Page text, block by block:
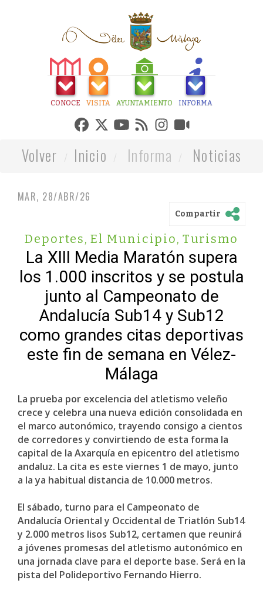
CONOCE VISITA AYUNTAMIENTO INFORMA
Volver Inicio Informa Noticias
MAR, 28/ABR/26
Compartir
Deportes, El Municipio, Turismo
La XIII Media Maratón supera
los 1.000 inscritos y se postula
junto al Campeonato de
Andalucía Sub14 y Sub12
como grandes citas deportivas
este fin de semana en Vélez-
Málaga
La prueba por excelencia del atletismo veleño
crece y celebra una nueva edición consolidada en
el marco autonómico, trayendo consigo a cientos
de corredores y convirtiendo de esta forma la
capital de la Axarquía en epicentro del atletismo
andaluz. La cita es este viernes 1 de mayo, junto
a la ya habitual distancia de 10.000 metros.
El sábado, turno para el Campeonato de
Andalucía Oriental y Occidental de Triatlón Sub14
y 2.000 metros lisos Sub12, certamen que reunirá
a jóvenes promesas del atletismo autonómico en
una jornada clave para el deporte base. Será en la
pista del Polideportivo Fernando Hierro.